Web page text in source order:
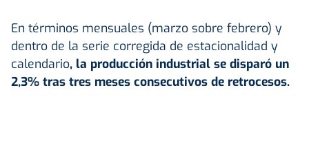
En términos mensuales (marzo sobre febrero) y
dentro de la serie corregida de estacionalidad y
calendario, la producción industrial se disparó un
2,3% tras tres meses consecutivos de retrocesos.